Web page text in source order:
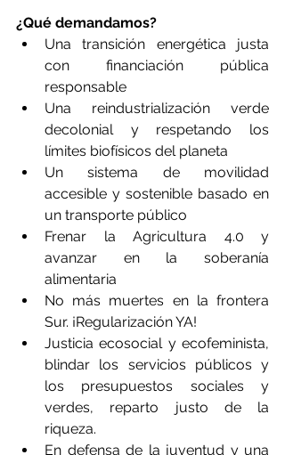
¿Qué demandamos?
Una transición energética justa
con financiación pública
responsable
Una reindustrialización verde
decolonial y respetando los
límites biofísicos del planeta
Un sistema de movilidad
accesible y sostenible basado en
un transporte público
Frenar la Agricultura 4.0 y
avanzar en la soberanía
alimentaria
No más muertes en la frontera
Sur. ¡Regularización YA!
Justicia ecosocial y ecofeminista,
blindar los servicios públicos y
los presupuestos sociales y
verdes, reparto justo de la
riqueza.
En defensa de la juventud y una